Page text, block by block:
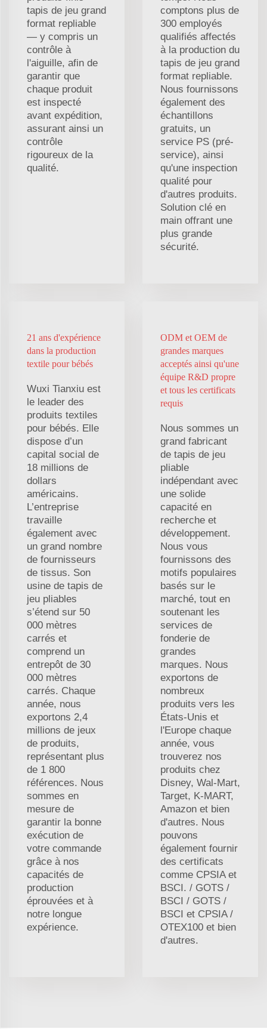
tapis de jeu grand
format repliable
— y compris un
contrôle à
l'aiguille, afin de
garantir que
chaque produit
est inspecté
avant expédition,
assurant ainsi un
contrôle
rigoureux de la
qualité.
comptons plus de
300 employés
qualifiés affectés
à la production du
tapis de jeu grand
format repliable.
Nous fournissons
également des
échantillons
gratuits, un
service PS (pré-
service), ainsi
qu'une inspection
qualité pour
d'autres produits.
Solution clé en
main offrant une
plus grande
sécurité.
21 ans d'expérience
dans la production
textile pour bébés
Wuxi Tianxiu est
le leader des
produits textiles
pour bébés. Elle
dispose d’un
capital social de
18 millions de
dollars
américains.
L’entreprise
travaille
également avec
un grand nombre
de fournisseurs
de tissus. Son
usine de tapis de
jeu pliables
s’étend sur 50
000 mètres
carrés et
comprend un
entrepôt de 30
000 mètres
carrés. Chaque
année, nous
exportons 2,4
millions de jeux
de produits,
représentant plus
de 1 800
références. Nous
sommes en
mesure de
garantir la bonne
exécution de
votre commande
grâce à nos
capacités de
production
éprouvées et à
notre longue
expérience.
ODM et OEM de
grandes marques
acceptés ainsi qu'une
équipe R&D propre
et tous les certificats
requis
Nous sommes un
grand fabricant
de tapis de jeu
pliable
indépendant avec
une solide
capacité en
recherche et
développement.
Nous vous
fournissons des
motifs populaires
basés sur le
marché, tout en
soutenant les
services de
fonderie de
grandes
marques. Nous
exportons de
nombreux
produits vers les
États-Unis et
l'Europe chaque
année, vous
trouverez nos
produits chez
Disney, Wal-Mart,
Target, K-MART,
Amazon et bien
d'autres. Nous
pouvons
également fournir
des certificats
comme CPSIA et
BSCI. / GOTS /
BSCI / GOTS /
BSCI et CPSIA /
OTEX100 et bien
d'autres.